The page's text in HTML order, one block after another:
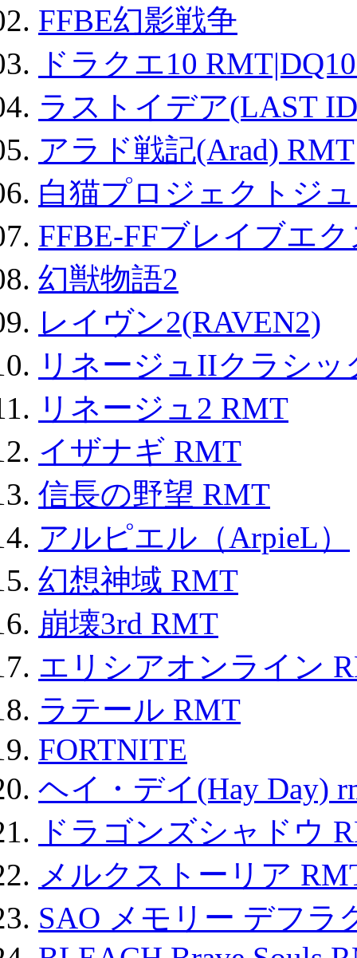
FFBE幻影戦争
ドラクエ10
ラストイデア(LAST
アラド戦記(Arad) RMT
白猫プロジェクトジ
FFBE-FFブレイブエ
幻獣物語2
レイヴン2(RAVEN2)
リネージュIIクラシ
リネージュ2 RMT
イザナギ RMT
信長の野望 RMT
アルピエル（ArpieL）
幻想神域 RMT
崩壊3rd RMT
エリシアオンライン
ラテール RMT
FORTNITE
ヘイ・デイ(Hay Day)
ドラゴンズシャドウ
メルクストーリア
SAO メモリー デフラ